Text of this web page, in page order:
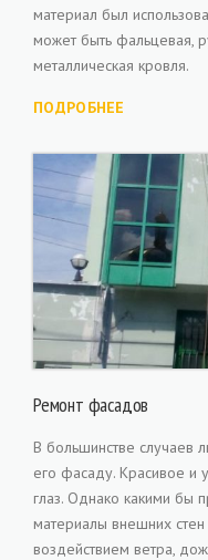
материал был
может быть фальцевая,
металлическая кровля.
ПОДРОБНЕЕ
Ремонт фасадов
В большинстве случаев
его фасаду. Красивое и
глаз. Однако какими бы
материалы внешних
воздействием ветра,